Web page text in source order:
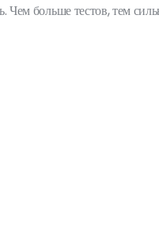
Чем больше тестов, тем